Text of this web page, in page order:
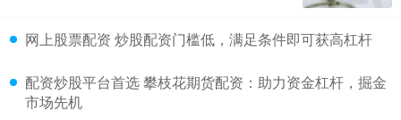
网上股票配资 炒股配资门槛低，满足条件即可获高杠杆
配资炒股平台首选 攀枝花期货配资：助力资金杠杆，掘金
市场先机